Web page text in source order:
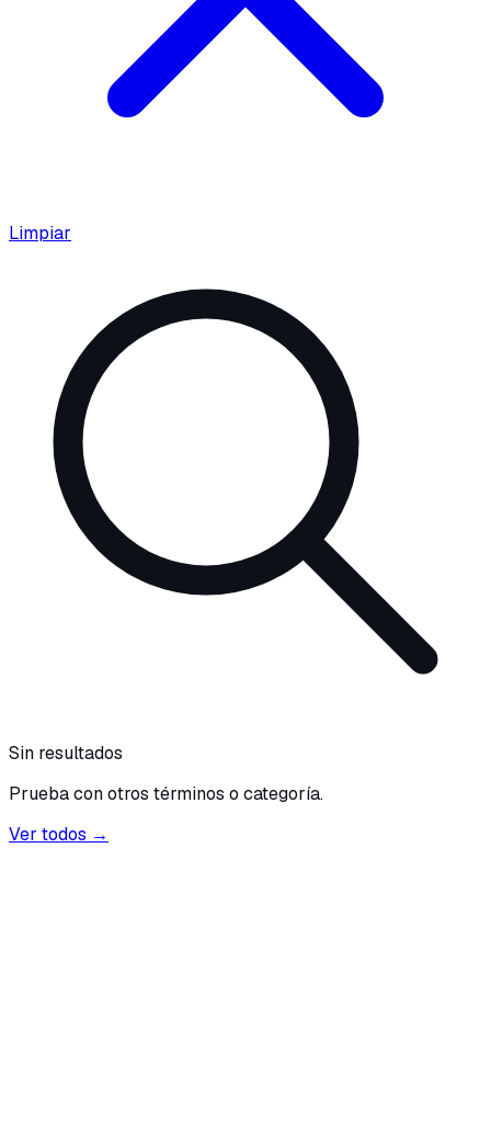
Limpiar
Sin resultados
Prueba con otros términos o categoría.
Ver todos →